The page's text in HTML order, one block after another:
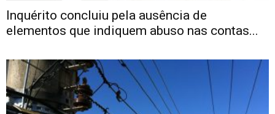
Inquérito concluiu pela ausência de
elementos que indiquem abuso nas contas...